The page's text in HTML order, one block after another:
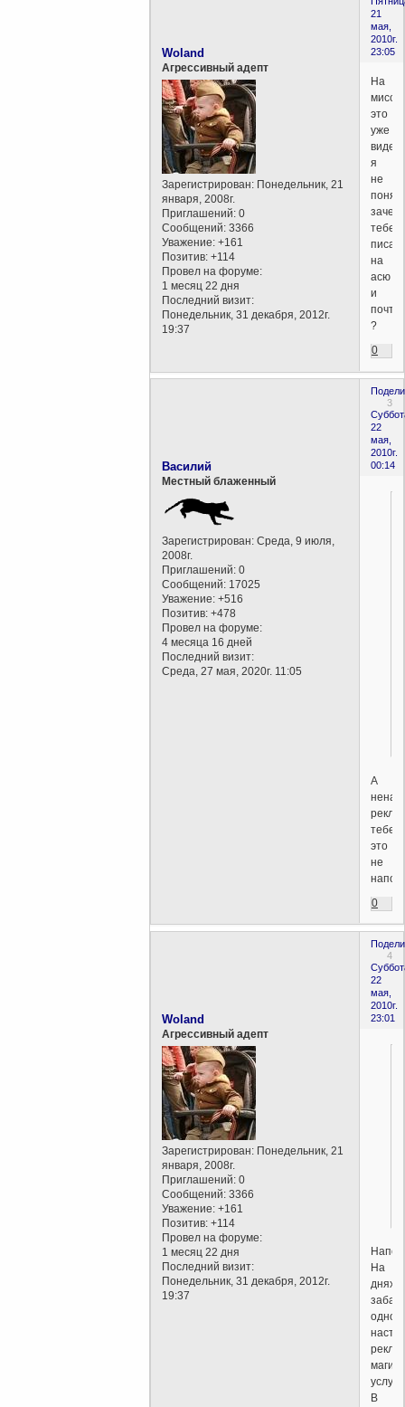
21
мая,
2010г.
23:05
Woland
Агрессивный адепт
Зарегистрирован: Понедельник, 21
января, 2008г.
Приглашений: 0
Сообщений: 3366
Уважение: +161
Позитив: +114
Провел на форуме:
1 месяц 22 дня
Последний визит:
Понедельник, 31 декабря, 2012г.
19:37
На
это
уже
я
не
понял,
зачем
тебе
писать
на
асю
и
почту
?
0
3
22
мая,
2010г.
00:14
Василий
Местный блаженный
Зарегистрирован: Среда, 9 июля,
2008г.
Приглашений: 0
Сообщений: 17025
Уважение: +516
Позитив: +478
Провел на форуме:
4 месяца 16 дней
Последний визит:
Среда, 27 мая, 2020г. 11:05
А
тебе
это
не
0
4
22
мая,
2010г.
23:01
Woland
Агрессивный адепт
Зарегистрирован: Понедельник, 21
января, 2008г.
Приглашений: 0
Сообщений: 3366
Уважение: +161
Позитив: +114
Провел на форуме:
1 месяц 22 дня
Последний визит:
Понедельник, 31 декабря, 2012г.
19:37
На
днях
одного
услуг.
В